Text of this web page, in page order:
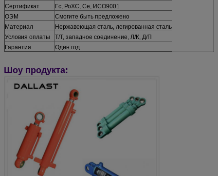
Сертификат
Гс, РоХС, Се, ИСО9001
ОЭМ
Смогите быть предложено
Материал
Нержавеющая сталь, легированная сталь
Условия оплаты
Т/Т, западное соединение, Л/К, Д/П
Гарантия
Один год
Шоу продукта: